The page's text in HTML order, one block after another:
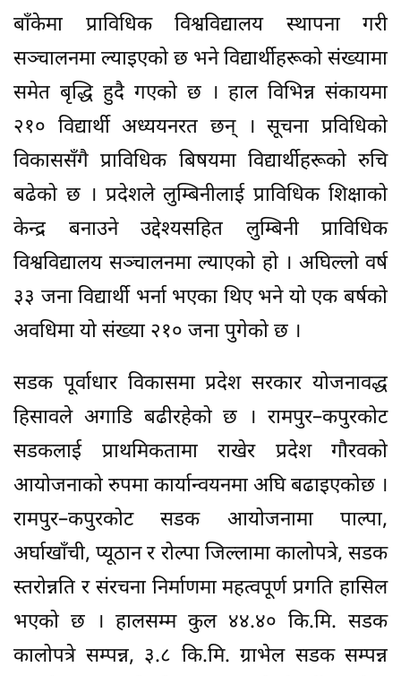
बाँकेमा प्राविधिक विश्वविद्यालय स्थापना गरी
सञ्चालनमा ल्याइएको छ भने विद्यार्थीहरूको संख्यामा
समेत बृद्धि हुदै गएको छ । हाल विभिन्न संकायमा
२१० विद्यार्थी अध्ययनरत छन् । सूचना प्रविधिको
विकाससँगै प्राविधिक बिषयमा विद्यार्थीहरूको रुचि
बढेको छ । प्रदेशले लुम्बिनीलाई प्राविधिक शिक्षाको
केन्द्र बनाउने उद्देश्यसहित लुम्बिनी प्राविधिक
विश्वविद्यालय सञ्चालनमा ल्याएको हो । अघिल्लो वर्ष
३३ जना विद्यार्थी भर्ना भएका थिए भने यो एक बर्षको
अवधिमा यो संख्या २१० जना पुगेको छ ।
सडक पूर्वाधार विकासमा प्रदेश सरकार योजनावद्ध
हिसावले अगाडि बढीरहेको छ । रामपुर–कपुरकोट
सडकलाई प्राथमिकतामा राखेर प्रदेश गौरवको
आयोजनाको रुपमा कार्यान्वयनमा अघि बढाइएकोछ ।
रामपुर–कपुरकोट सडक आयोजनामा पाल्पा,
अर्घाखाँची, प्यूठान र रोल्पा जिल्लामा कालोपत्रे, सडक
स्तरोन्नति र संरचना निर्माणमा महत्वपूर्ण प्रगति हासिल
भएको छ । हालसम्म कुल ४४.४० कि.मि. सडक
कालोपत्रे सम्पन्न, ३.८ कि.मि. ग्राभेल सडक सम्पन्न